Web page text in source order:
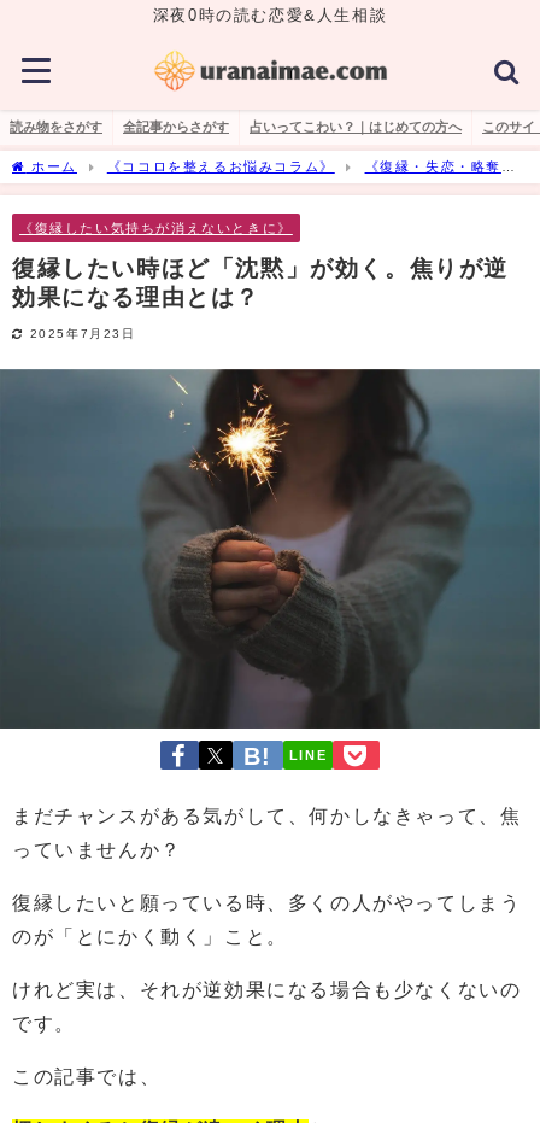
深夜0時の読む恋愛&人生相談
読み物をさがす 全記事からさがす 占いってこわい？｜はじめての方へ このサイ
ホーム 《ココロを整えるお悩みコラム》
《復縁・失恋・略奪愛
の悩み》
《復縁したい気持ちが消えないときに》
復縁したい時ほど
《復縁したい気持ちが消えないときに》
復縁したい時ほど「沈黙」が効く。焦りが逆
効果になる理由とは？
2025年7月23日
LINE
まだチャンスがある気がして、何かしなきゃって、焦
っていませんか？
復縁したいと願っている時、多くの人がやってしまう
のが「とにかく動く」こと。
けれど実は、それが逆効果になる場合も少なくないの
です。
この記事では、